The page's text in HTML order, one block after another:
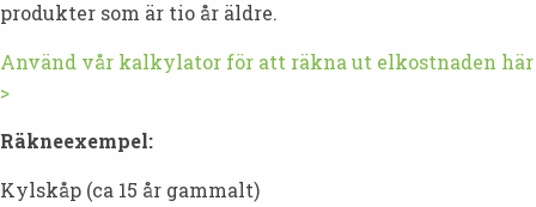
produkter som är tio år äldre.
Använd vår kalkylator för att räkna ut elkostnaden här
>
Räkneexempel:
Kylskåp (ca 15 år gammalt)